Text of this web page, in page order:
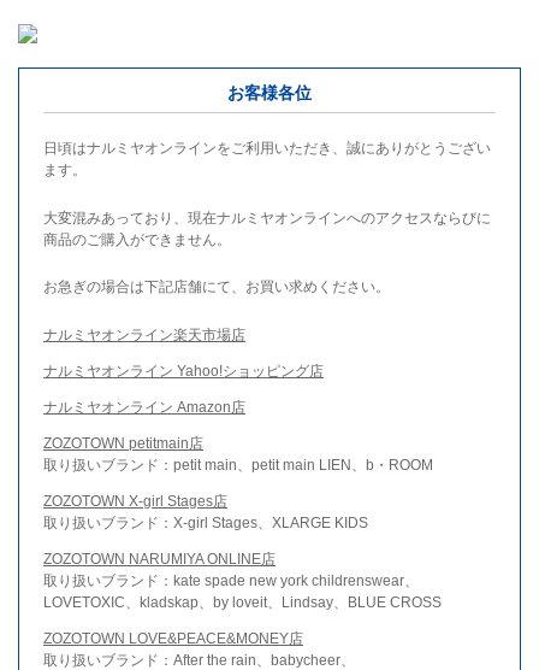
お客様各位
日頃はナルミヤオンラインをご利用いただき、誠にありがとうござい
ます。
大変混みあっており、現在ナルミヤオンラインへのアクセスならびに
商品のご購入ができません。
お急ぎの場合は下記店舗にて、お買い求めください。
ナルミヤオンライン楽天市場店
ナルミヤオンライン Yahoo!ショッピング店
ナルミヤオンライン Amazon店
ZOZOTOWN petitmain店
取り扱いブランド：petit main、petit main LIEN、b・ROOM
ZOZOTOWN X-girl Stages店
取り扱いブランド：X-girl Stages、XLARGE KIDS
ZOZOTOWN NARUMIYA ONLINE店
取り扱いブランド：kate spade new york childrenswear、
LOVETOXIC、kladskap、by loveit、Lindsay、BLUE CROSS
ZOZOTOWN LOVE&PEACE&MONEY店
取り扱いブランド：After the rain、babycheer、